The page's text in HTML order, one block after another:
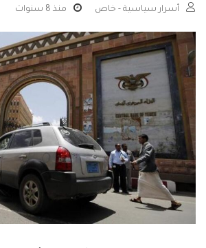
أسرار سياسية - خاص منذ 8 سنوات